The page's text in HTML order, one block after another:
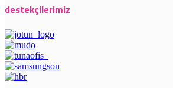
destekçilerimiz